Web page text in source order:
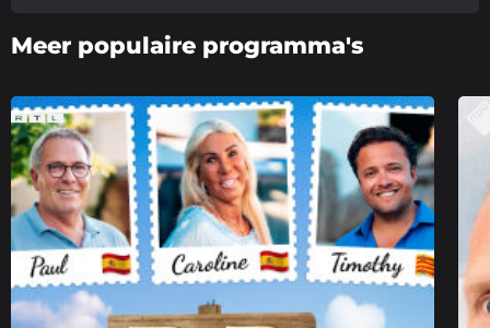
Meer populaire programma's